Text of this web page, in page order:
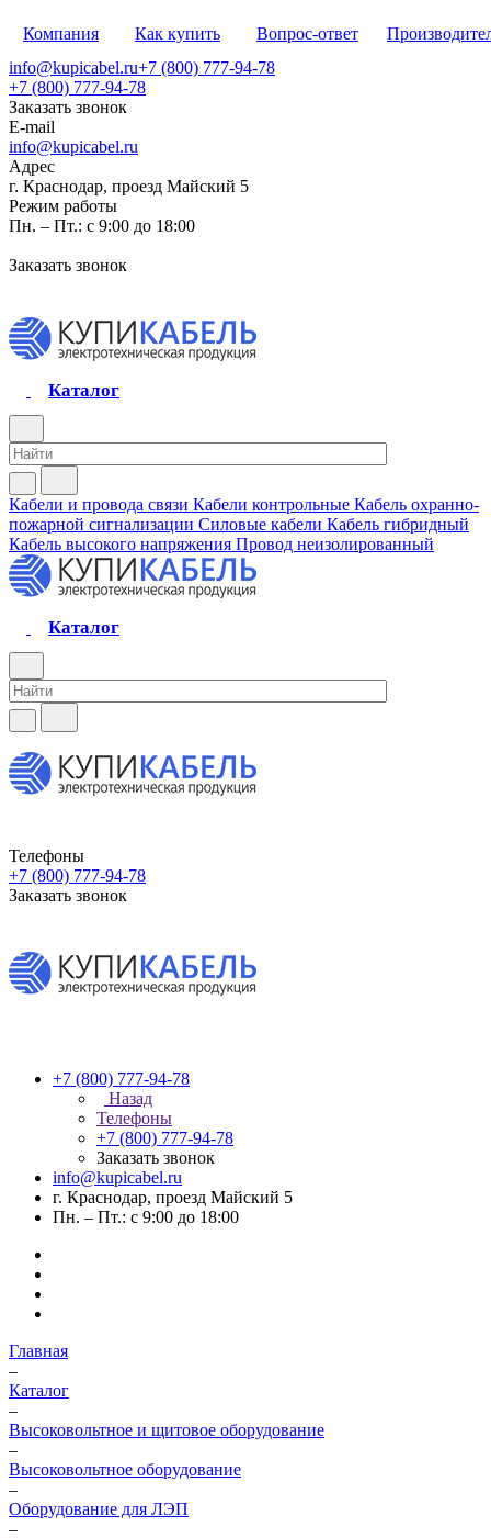
Компания Как купить Вопрос-ответ
info@kupicabel.ru+7 (800) 777-94-78
+7 (800) 777-94-78
Заказать звонок
E-mail
info@kupicabel.ru
Адрес
г. Краснодар, проезд Майский 5
Режим работы
Пн. – Пт.: с 9:00 до 18:00
Заказать звонок
Каталог
Кабели и провода связи Кабели контрольные Кабель охранно-
пожарной сигнализации Силовые кабели Кабель гибридный
Кабель высокого напряжения Провод неизолированный
Каталог
Телефоны
+7 (800) 777-94-78
Заказать звонок
+7 (800) 777-94-78
Назад
Телефоны
+7 (800) 777-94-78
Заказать звонок
info@kupicabel.ru
г. Краснодар, проезд Майский 5
Пн. – Пт.: с 9:00 до 18:00
Главная
–
Каталог
–
Высоковольтное и щитовое оборудование
–
Высоковольтное оборудование
–
Оборудование для ЛЭП
–